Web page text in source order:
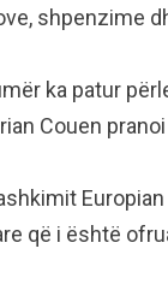
shpenzime
ka patur
Couen
që i është